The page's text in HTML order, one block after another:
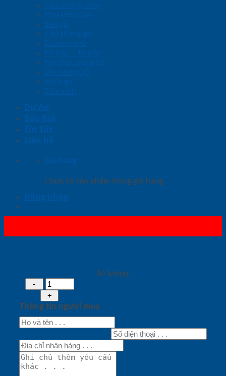
Cửa chống cháy
Phụ kiện cửa
Sàn gỗ
Cầu thang gỗ
Giường ngủ
Kệ bếp – Tủ bếp
Nội thất trang trí
Ốp tường gỗ
Vách gỗ
Cửa kính
Dự Án
Báo Giá
Tin Tức
Liên hệ
Giỏ hàng
Chưa có sản phẩm trong giỏ hàng.
Đăng nhập
Số lượng:
Thông tin người mua